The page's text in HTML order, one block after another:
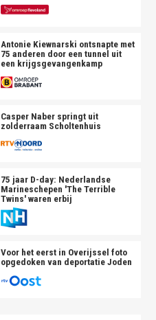
Antonie Kiewnarski ontsnapte met
75 anderen door een tunnel uit
een krijgsgevangenkamp
Casper Naber springt uit
zolderraam Scholtenhuis
75 jaar D-day: Nederlandse
Marineschepen 'The Terrible
Twins' waren erbij
Voor het eerst in Overijssel foto
opgedoken van deportatie Joden